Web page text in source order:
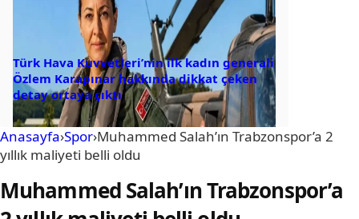
Türk Hava Kuvvetleri’nin ilk kadın generali
Özlem Karapınar hakkında dikkat çeken
detay ortaya çıktı
Anasayfa›Spor›Muhammed Salah’ın Trabzonspor’a 2
yıllık maliyeti belli oldu
Muhammed Salah’ın Trabzonspor’a